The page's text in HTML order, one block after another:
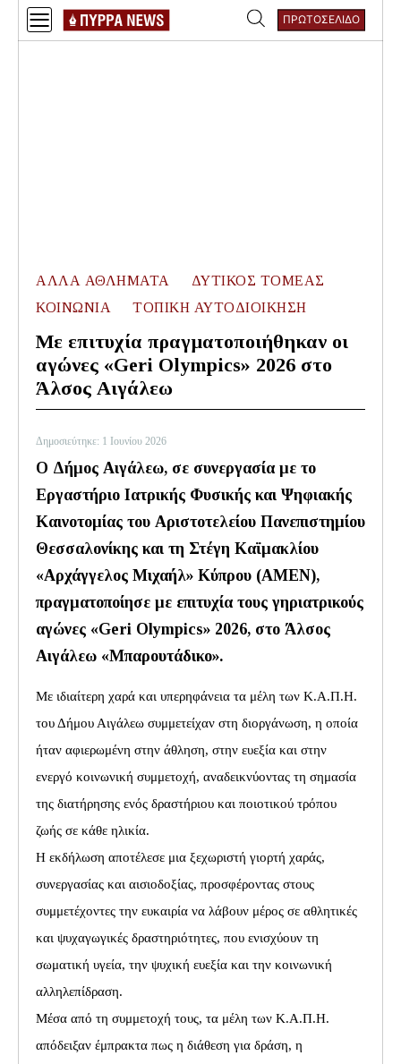
Αναζήτηση
ΠΡΩΤΟΣΕΛΙΔΟ
ΑΛΛΑ ΑΘΛΗΜΑΤΑ
ΔΥΤΙΚΟΣ ΤΟΜΕΑΣ
ΚΟΙΝΩΝΙΑ
ΤΟΠΙΚΗ ΑΥΤΟΔΙΟΙΚΗΣΗ
Με επιτυχία πραγματοποιήθηκαν οι
αγώνες «Geri Olympics» 2026 στο
Άλσος Αιγάλεω
Δημοσιεύτηκε: 1 Ιουνίου 2026
Ο Δήμος Αιγάλεω, σε συνεργασία με το
Εργαστήριο Ιατρικής Φυσικής και Ψηφιακής
Καινοτομίας του Αριστοτελείου Πανεπιστημίου
Θεσσαλονίκης και τη Στέγη Καϊμακλίου
«Αρχάγγελος Μιχαήλ» Κύπρου (ΑΜΕΝ),
πραγματοποίησε με επιτυχία τους γηριατρικούς
αγώνες «Geri Olympics» 2026, στο Άλσος
Αιγάλεω «Μπαρουτάδικο».
Με ιδιαίτερη χαρά και υπερηφάνεια τα μέλη των Κ.Α.Π.Η.
του Δήμου Αιγάλεω συμμετείχαν στη διοργάνωση, η οποία
ήταν αφιερωμένη στην άθληση, στην ευεξία και στην
ενεργό κοινωνική συμμετοχή, αναδεικνύοντας τη σημασία
της διατήρησης ενός δραστήριου και ποιοτικού τρόπου
ζωής σε κάθε ηλικία.
Η εκδήλωση αποτέλεσε μια ξεχωριστή γιορτή χαράς,
συνεργασίας και αισιοδοξίας, προσφέροντας στους
συμμετέχοντες την ευκαιρία να λάβουν μέρος σε αθλητικές
και ψυχαγωγικές δραστηριότητες, που ενισχύουν τη
σωματική υγεία, την ψυχική ευεξία και την κοινωνική
αλληλεπίδραση.
Μέσα από τη συμμετοχή τους, τα μέλη των Κ.Α.Π.Η.
απόδειξαν έμπρακτα πως η διάθεση για δράση, η